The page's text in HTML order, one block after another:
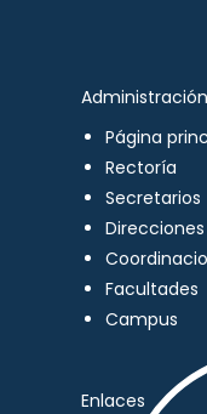
Página
Rectoría
Secretarios
Direcciones
Facultades
Campus
Enlaces